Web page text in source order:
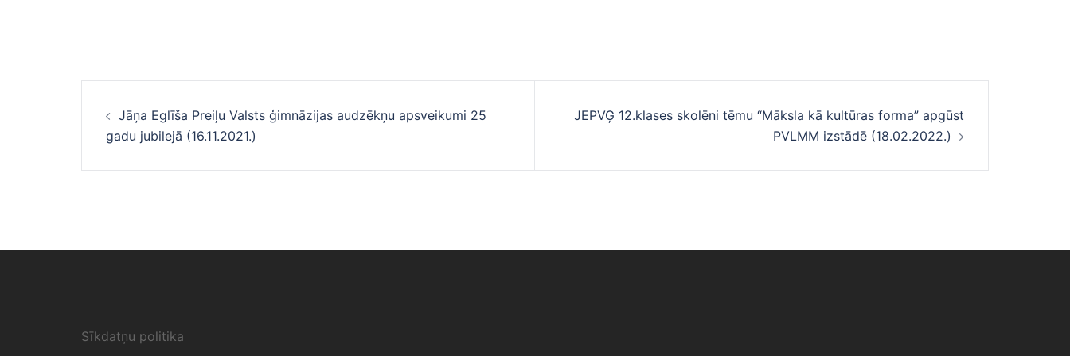
navigācija
Jāņa Eglīša Preiļu Valsts ģimnāzijas audzēkņu apsveikumi 25
gadu jubilejā (16.11.2021.)
JEPVĢ 12.klases skolēni tēmu “Māksla kā kultūras forma” apgūst
PVLMM izstādē (18.02.2022.)
Sīkdatņu politika